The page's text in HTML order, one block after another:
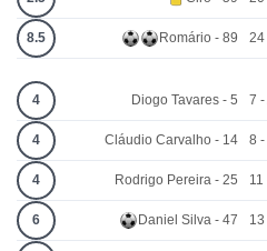
8.5 Romário - 89 24
4 Diogo Tavares - 5
4 Cláudio Carvalho - 14
4 Rodrigo Pereira - 25
6 Daniel Silva - 47
7
8